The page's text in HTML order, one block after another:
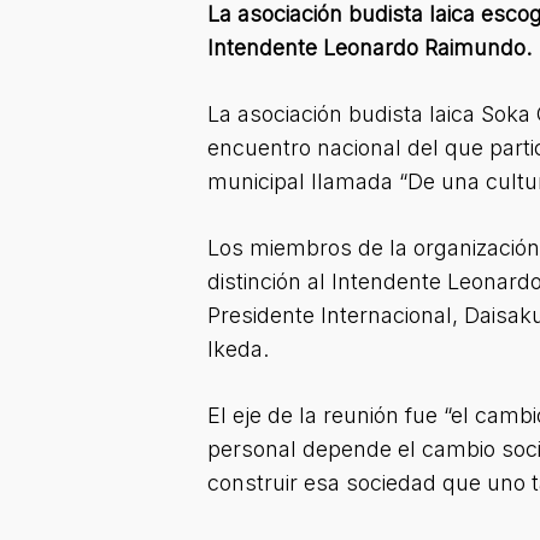
La asociación budista laica
Intendente Leonardo Raimundo.
La asociación budista laica
encuentro nacional del que
municipal llamada “De una
Los miembros de la
distinción al Intendente
Presidente Internacional,
Ikeda.
El eje de la reunión fue “el
personal depende el cambio
construir esa sociedad que uno